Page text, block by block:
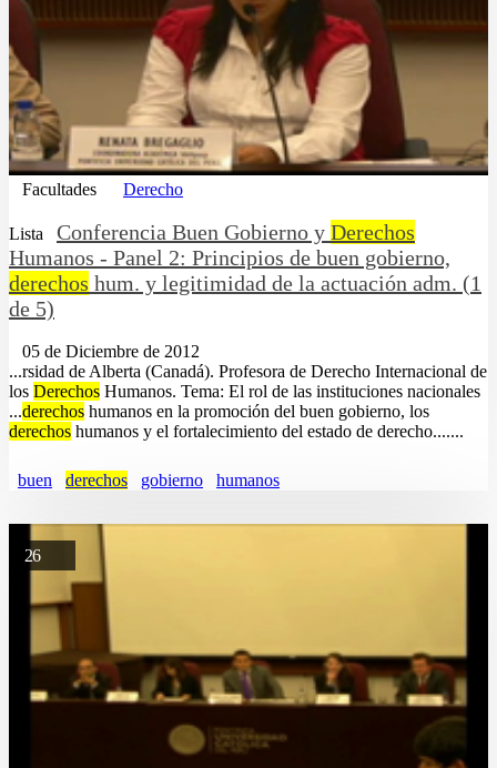
Facultades Derecho
Lista Conferencia Buen Gobierno y Derechos
Humanos - Panel 2: Principios de buen gobierno,
derechos hum. y legitimidad de la actuación adm. (1
de 5)
05 de Diciembre de 2012
...rsidad de Alberta (Canadá). Profesora de Derecho Internacional de
los Derechos Humanos. Tema: El rol de las instituciones nacionales
...derechos humanos en la promoción del buen gobierno, los
derechos humanos y el fortalecimiento del estado de derecho.......
buen derechos gobierno humanos
26